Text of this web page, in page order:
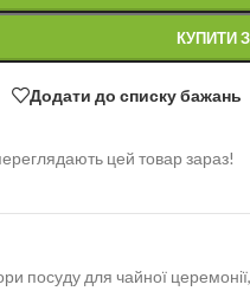
КУПИТИ
Додати до списку бажань
цей товар зараз!
посуду для чайної церемонії,